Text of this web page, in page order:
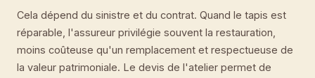
Cela dépend du sinistre et du contrat. Quand le tapis est
réparable, l'assureur privilégie souvent la restauration,
moins coûteuse qu'un remplacement et respectueuse de
la valeur patrimoniale. Le devis de l'atelier permet de